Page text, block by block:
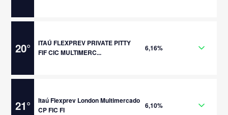
20°
ITAÚ FLEXPREV PRIVATE PITTY
FIF CIC MULTIMERC...
6,16%
21°
Itaú Flexprev London Multimercado
CP FIC FI
6,10%